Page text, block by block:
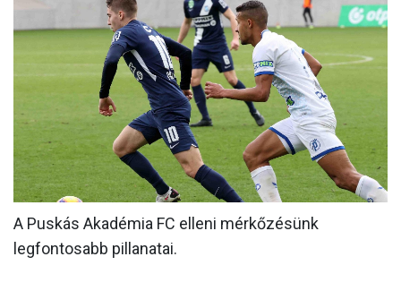
HÍREK
CSAPATOK
MÉRKŐZÉSEK
KLUB
GALÉRIA
SZURKOLÓI ÉLMÉNYEK
AKKREDITÁCIÓ
A Puskás Akadémia FC elleni mérkőzésünk
legfontosabb pillanatai.